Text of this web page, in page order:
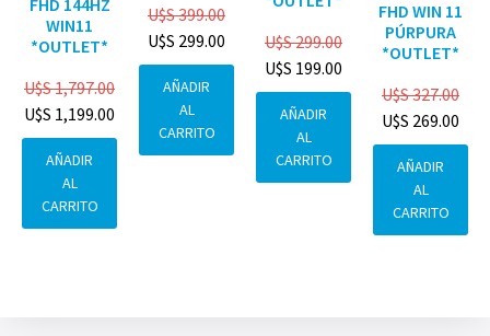
WIN11
*OUTLET*
U$S1,797.00
U$S 1,199.00
AÑADIR
AL
CARRITO
U$S399.00
U$S 299.00
AÑADIR
AL
CARRITO
U$S299.00
U$S 199.00
AÑADIR
AL
CARRITO
FHD WIN 11
PÚRPURA
*OUTLET*
U$S327.00
U$S 269.00
AÑADIR
AL
CARRITO